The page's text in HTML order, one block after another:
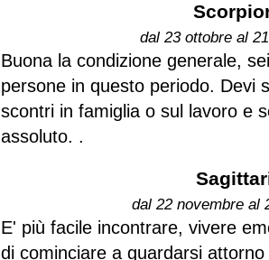
dal 23 ottobre al
Buona la condizione generale,
persone in questo periodo. Devi
scontri in famiglia o sul lavoro e
assoluto. .
dal 22 novembre al
E' più facile incontrare, vivere
di cominciare a guardarsi